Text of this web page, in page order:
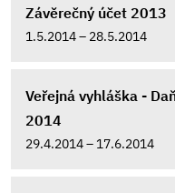
Závěrečný účet 2013
1.5.2014 – 28.5.2014
Veřejná vyhláška -
2014
29.4.2014 – 17.6.2014